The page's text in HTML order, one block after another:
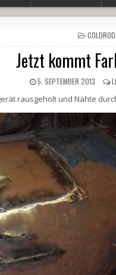
POSTED
IN
COLDROD
Jetzt kommt
5. SEPTEMBER 2013
rausgeholt und Nähte